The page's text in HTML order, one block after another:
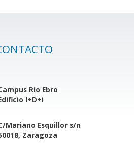
Río Ebro
I+D+i
Mariano Esquillor s/n
Zaragoza